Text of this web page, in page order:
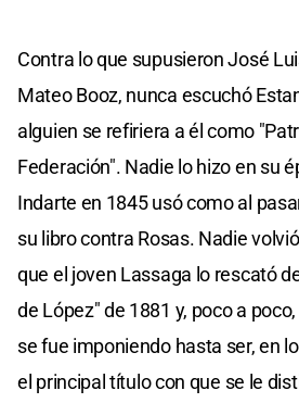
Contra lo que supusieron José
Mateo Booz, nunca escuchó
alguien se refiriera a él como
Federación". Nadie lo hizo en su
Indarte en 1845 usó como al
su libro contra Rosas. Nadie
que el joven Lassaga lo rescató
de López" de 1881 y, poco a
se fue imponiendo hasta ser, en
el principal título con que se le